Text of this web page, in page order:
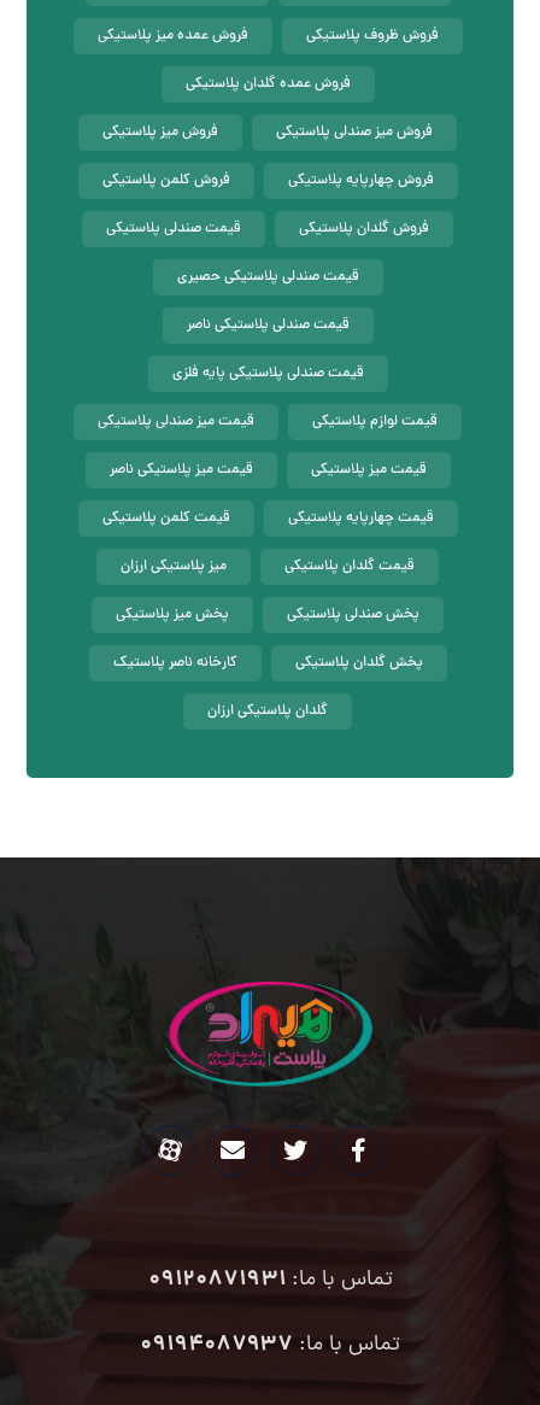
فروش ظروف پلاستیکی فروش عمده میز پلاستیکی
فروش عمده گلدان پلاستیکی
فروش میز صندلی پلاستیکی فروش میز پلاستیکی
فروش چهارپایه پلاستیکی فروش کلمن پلاستیکی
فروش گلدان پلاستیکی قیمت صندلی پلاستیکی
قیمت صندلی پلاستیکی حصیری
قیمت صندلی پلاستیکی ناصر
قیمت صندلی پلاستیکی پایه فلزی
قیمت لوازم پلاستیکی قیمت میز صندلی پلاستیکی
قیمت میز پلاستیکی قیمت میز پلاستیکی ناصر
قیمت چهارپایه پلاستیکی قیمت کلمن پلاستیکی
قیمت گلدان پلاستیکی میز پلاستیکی ارزان
پخش صندلی پلاستیکی پخش میز پلاستیکی
پخش گلدان پلاستیکی کارخانه ناصر پلاستیک
گلدان پلاستیکی ارزان
تماس با ما:09120871931
تماس با ما: ۰۹۱۹۴۰۸۷۹۳۷